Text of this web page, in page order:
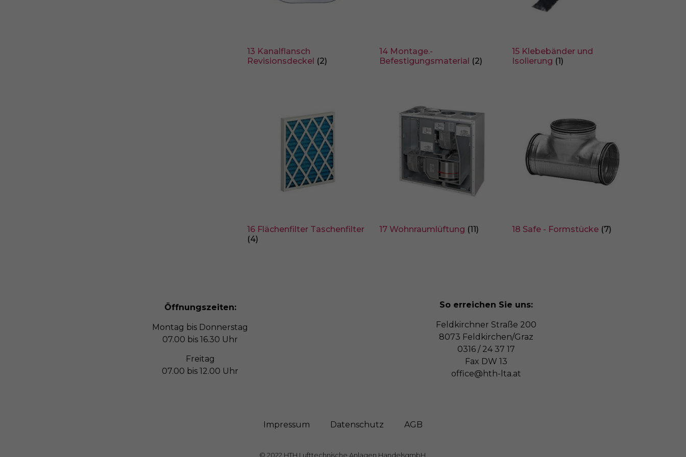
13 Kanalflansch
Revisionsdeckel (2)
14 Montage.-
Befestigungsmaterial (2)
15 Klebebänder und
Isolierung (1)
16 Flächenfilter Taschenfilter
(4)
17 Wohnraumlüftung (11) 18 Safe - Formstücke (7)
Öffnungszeiten:
Montag bis Donnerstag
07.00 bis 16.30 Uhr
Freitag
07.00 bis 12.00 Uhr
So erreichen Sie uns:
Feldkirchner Straße 200
8073 Feldkirchen/Graz
0316 / 24 37 17
Fax DW 13
office@hth-lta.at
Impressum Datenschutz AGB
© 2022 HTH Lufttechnische Anlagen HandelsgmbH.
Cookie-Informationen anzeigen
Statistiken
Externe Medien
Inhalte von Videoplattformen und Social-Media-Plattformen werden standardmäßig blockiert. Wenn Cookies von
externen Medien akzeptiert werden, bedarf der Zugriff auf diese Inhalte keiner manuellen Einwilligung mehr.
Cookie-Informationen anzeigen
Datenschutzerklärung